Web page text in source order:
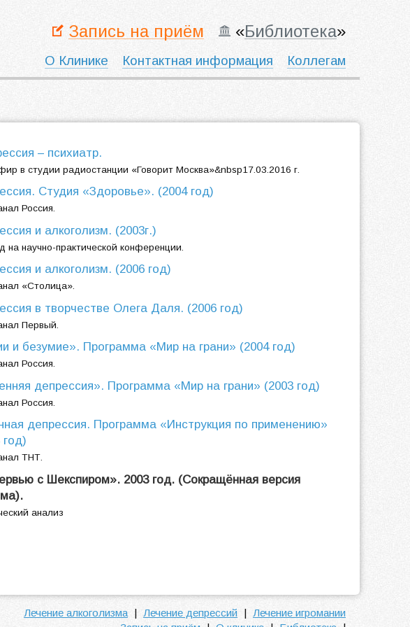
Запись на приём «Библиотека»
О Клинике Контактная информация Коллегам
– психиатр.
в студии радиостанции «Говорит Москва»&nbsp17.03.2016 г.
Студия «Здоровье». (2004 год)
Россия.
и алкоголизм. (2003г.)
на научно-практической конференции.
и алкоголизм. (2006 год)
«Столица».
в творчестве Олега Даля. (2006 год)
Первый.
и безумие». Программа «Мир на грани» (2004 год)
Россия.
депрессия». Программа «Мир на грани» (2003 год)
Россия.
депрессия. Программа «Инструкция по применению»
год)
ТНТ.
с Шекспиром». 2003 год. (Сокращённая версия
анализ
Лечение алкоголизма | Лечение депрессий | Лечение игромании